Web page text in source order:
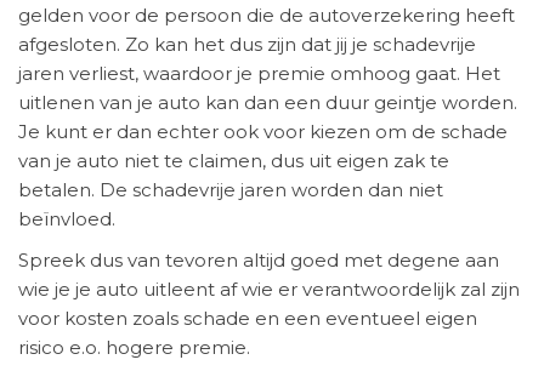
gelden voor de persoon die de autoverzekering heeft
afgesloten. Zo kan het dus zijn dat jij je schadevrije
jaren verliest, waardoor je premie omhoog gaat. Het
uitlenen van je auto kan dan een duur geintje worden.
Je kunt er dan echter ook voor kiezen om de schade
van je auto niet te claimen, dus uit eigen zak te
betalen. De schadevrije jaren worden dan niet
beïnvloed.
Spreek dus van tevoren altijd goed met degene aan
wie je je auto uitleent af wie er verantwoordelijk zal zijn
voor kosten zoals schade en een eventueel eigen
risico e.o. hogere premie.